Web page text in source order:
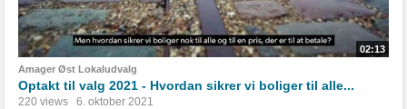
02:13
Amager Øst Lokaludvalg
Optakt til valg 2021 - Hvordan sikrer vi boliger til alle...
220 views 6. oktober 2021